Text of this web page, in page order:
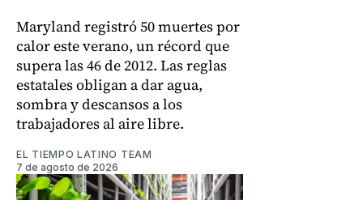
Maryland registró 50 muertes por
calor este verano, un récord que
supera las 46 de 2012. Las reglas
estatales obligan a dar agua,
sombra y descansos a los
trabajadores al aire libre.
EL TIEMPO LATINO TEAM
7 de agosto de 2026